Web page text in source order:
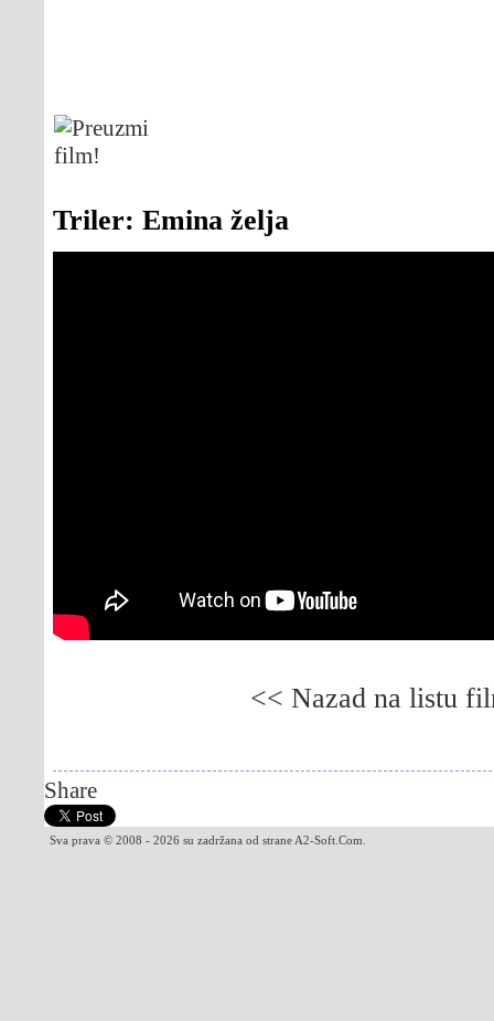
Triler: Emina želja
<< Nazad na listu
Share
Sva prava © 2008 - 2026 su zadržana od strane A2-Soft.Com.